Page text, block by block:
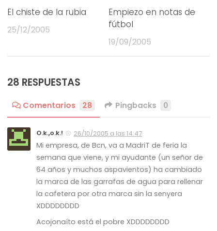
El chiste de la rubia
25/12/2005
Empiezo en notas de
fútbol
19/09/2005
28 RESPUESTAS
Comentarios 28 Pingbacks 0
O.k.,o.k.! 26/10/2005 a las 14:47
Mi empresa, de Bcn, va a MadriT de feria la
semana que viene, y mi ayudante (un señor de
64 años y muchos aspavientos) ha cambiado
la marca de las garrafas de agua para rellenar
la cafetera por otra marca sin la senyera
XDDDDDDDD
Acojonaíto está el pobre XDDDDDDDD